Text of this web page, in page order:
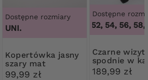
Dostępne rozmiary
UNI.
Kopertówka jasny
szary mat
99,99 zł
Dostępne
48, 50, 52, 54, 56, 58,
Czarne wizytowe
spodnie w
189,99 zł